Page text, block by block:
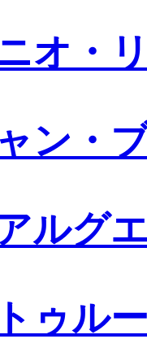
オ・
ン・
ルグ
ゥル